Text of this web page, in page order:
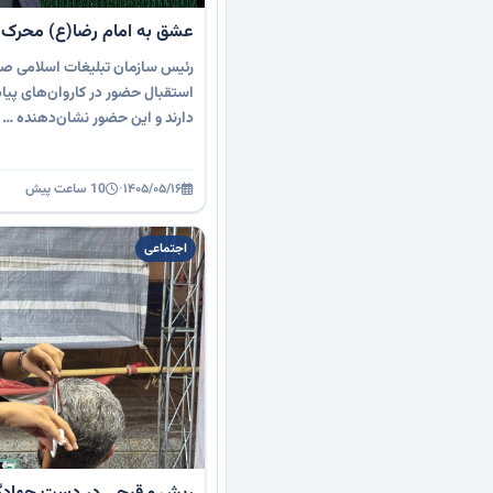
عشق به امام رضا(ع) محرک
رئیس سازمان تبلیغات اسلامی
استقبال حضور در کاروان‌های
دارند و این حضور نشان‌دهنده …
۱۴۰۵/۰۵/۱۶· 10 ساعت پیش
اجتماعی